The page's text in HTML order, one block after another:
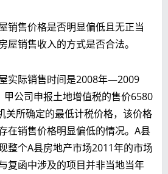
销售价格是否明显偏低且无正当
屋销售收入的方式是否合法。
实际销售时间是2008年—2009
公司申报土地增值税的售价6580
关所确定的最低计税价格，该价格
在销售价格明显偏低的情况。A县
整个A县房地产市场2011年的市场
复函中涉及的项目并非当地当年